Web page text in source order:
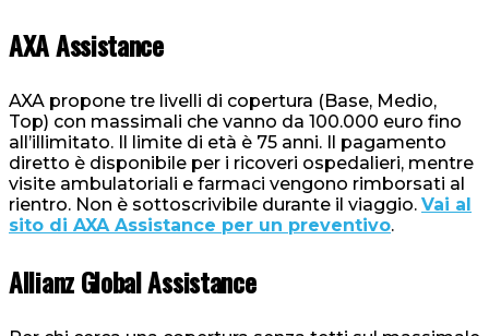
AXA Assistance
AXA propone tre livelli di copertura (Base, Medio,
Top) con massimali che vanno da 100.000 euro fino
all’illimitato. Il limite di età è 75 anni. Il pagamento
diretto è disponibile per i ricoveri ospedalieri, mentre
visite ambulatoriali e farmaci vengono rimborsati al
rientro. Non è sottoscrivibile durante il viaggio. Vai al
sito di AXA Assistance per un preventivo.
Allianz Global Assistance